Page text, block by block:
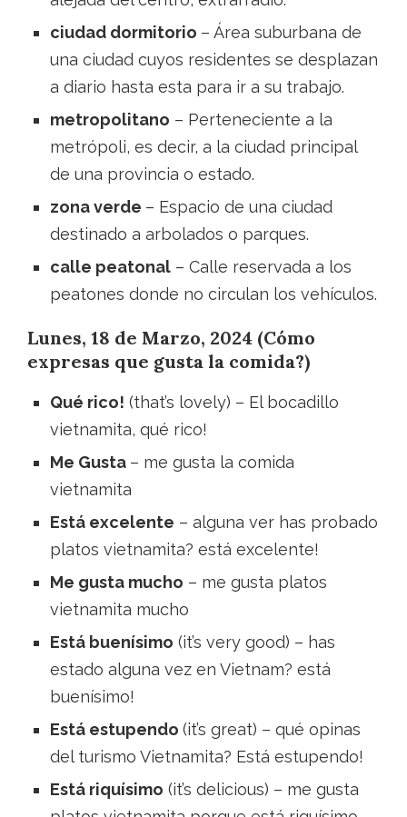
ciudad dormitorio – Área suburbana de
una ciudad cuyos residentes se desplazan
a diario hasta esta para ir a su trabajo.
metropolitano – Perteneciente a la
metrópoli, es decir, a la ciudad principal
de una provincia o estado.
zona verde – Espacio de una ciudad
destinado a arbolados o parques.
calle peatonal – Calle reservada a los
peatones donde no circulan los vehículos.
Lunes, 18 de Marzo, 2024 (Cómo
expresas que gusta la comida?)
Qué rico! (that’s lovely) – El bocadillo
vietnamita, qué rico!
Me Gusta – me gusta la comida
vietnamita
Está excelente – alguna ver has probado
platos vietnamita? está excelente!
Me gusta mucho – me gusta platos
vietnamita mucho
Está buenísimo (it’s very good) – has
estado alguna vez en Vietnam? está
buenísimo!
Está estupendo (it’s great) – qué opinas
del turismo Vietnamita? Está estupendo!
Está riquísimo (it’s delicious) – me gusta